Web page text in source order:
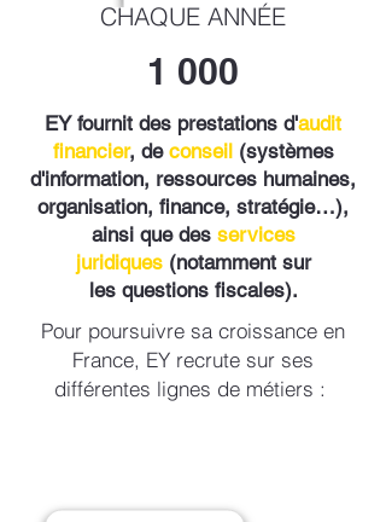
CHAQUE ANNÉE
1 000
EY fournit des prestations d'audit
financier, de conseil(systèmes
d'information, ressources humaines,
organisation, finance, stratégie…),
ainsi que des services
juridiques (notamment sur
les questions fiscales).
Pour poursuivre sa croissance en
France, EY recrute sur ses
différentes lignes de métiers :